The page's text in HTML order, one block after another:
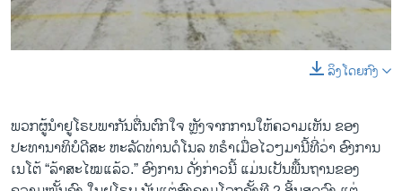
ທຸລະກິດ
ພາສາອັງກິດ
ລາຍການກະຈາຍສຽງ
ລາຍງານ
ຕິດຕາມພວກເຮົາ ທີ່
SHARE
ລິງໂດຍກົງ
ພວກຜູ້ນຳຢູໂຣບພາກັນຕື່ນຕົກໃຈ ຫຼັງຈາກການໃຫ້ຄວາມເຫັນ ຂອງ
ປະທານາທິບໍດີສະ ຫະລັດທ່ານດໍໂນລ ທຣຳເມື່ອໄວໆມານີ້ທີ່ວ່າ ອົງການ
ເນໂຕ້ “ລ້າສະໄໝແລ້ວ.” ອົງການ ດັ່ງກ່າວນີ້ ແມ່ນເປັນພື້ນຖານຂອງ